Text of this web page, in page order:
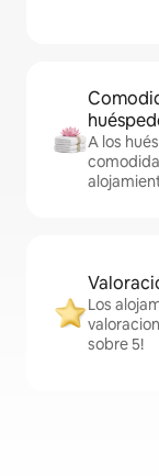
A los
Los
sobre 5!